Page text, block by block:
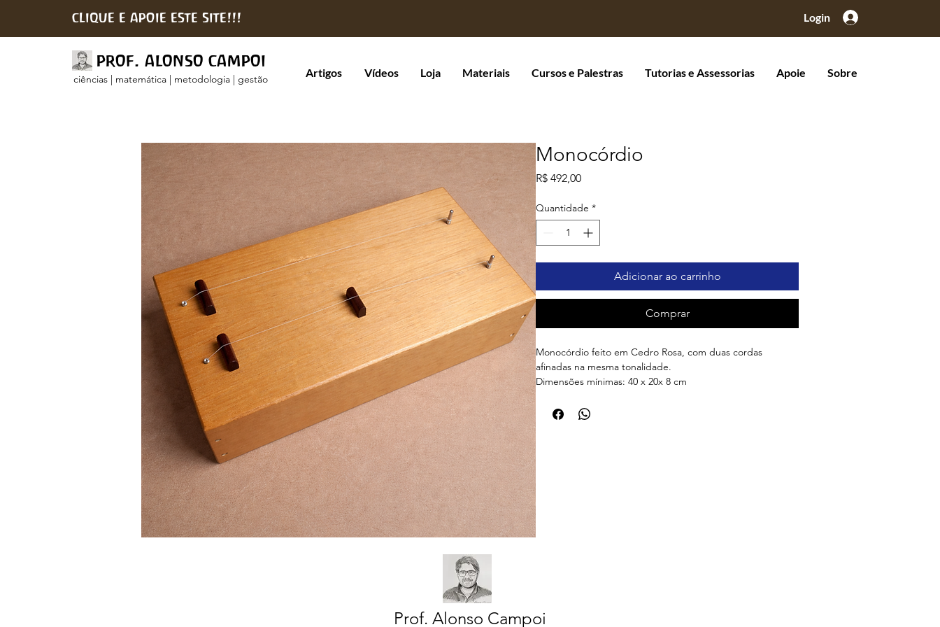
clique e apoie este site!!! Login
prof. alonso campoi
ciências | matemática | metodologia | gestão Artigos Vídeos Loja Materiais Cursos e Palestras Tutorias e Assessorias Apoie Sobre
Monocórdio
R$ 492,00Preço
Quantidade *
Adicionar ao carrinho
Comprar
Monocórdio feito em Cedro Rosa, com duas cordas
afinadas na mesma tonalidade.
Dimensões mínimas: 40 x 20x 8 cm
Prof. Alonso Campoi